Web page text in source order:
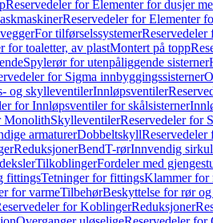
Reservedeler for Elementer for dusjer
Reservedeler for Elementer
For tilførselssystemerReservedeler
for toaletter, av plastMontert på topp
Spylerør for utenpåliggende sisterner
for Sigma innbyggingssisterner
og skylleventilerInnløpsventiler
for Innløpsventiler for skålsisterner
MonolithSkylleventilerReservedeler for
armaturerDobbeltskyllReservedeler
ReduksjonerBendT-rørInnvendig
TilkoblingerFordeler med
fittingsTetninger for fittingsKlammer for
for varmeTilbehørBeskyttelse for rør
for KoblingerReduksjoner